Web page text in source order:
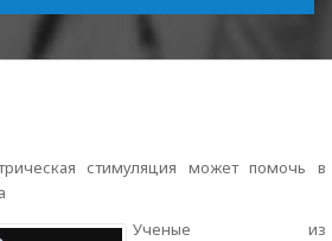
стимуляция может помочь в
Ученые из